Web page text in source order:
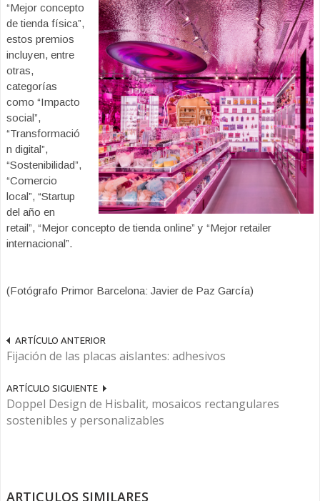
“Mejor concepto
de tienda física”,
estos premios
incluyen, entre
otras,
categorías
como “Impacto
social”,
“Transformació
n digital”,
“Sostenibilidad”,
“Comercio
local”, “Startup
del año en
retail”, “Mejor concepto de tienda online” y “Mejor retailer
internacional”.
(Fotógrafo Primor Barcelona: Javier de Paz García)
ARTÍCULO ANTERIOR
Fijación de las placas aislantes: adhesivos
ARTÍCULO SIGUIENTE
Doppel Design de Hisbalit, mosaicos rectangulares
sostenibles y personalizables
ARTICULOS SIMILARES